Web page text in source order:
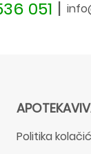
051 |
Politika